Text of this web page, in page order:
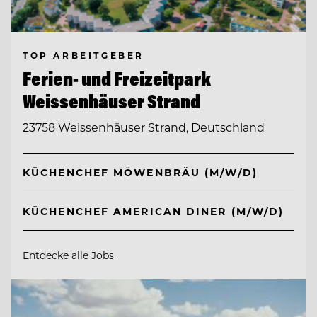
TOP ARBEITGEBER
Ferien- und Freizeitpark
Weissenhäuser Strand
23758 Weissenhäuser Strand, Deutschland
KÜCHENCHEF MÖWENBRÄU (M/W/D)
KÜCHENCHEF AMERICAN DINER (M/W/D)
Entdecke alle Jobs